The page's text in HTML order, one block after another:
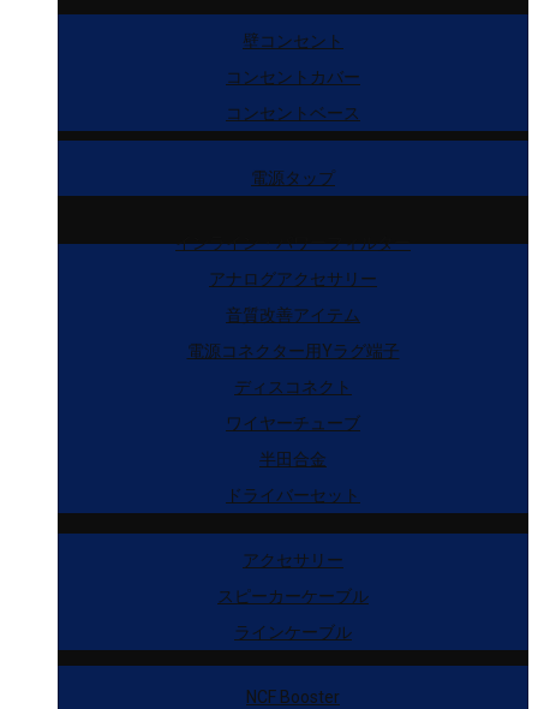
壁コンセント
コンセントカバー
コンセントベース
電源タップ
インライン・パワーフィルター
アナログアクセサリー
音質改善アイテム
電源コネクター用Yラグ端子
ディスコネクト
ワイヤーチューブ
半田合金
ドライバーセット
アクセサリー
スピーカーケーブル
ラインケーブル
NCF Booster